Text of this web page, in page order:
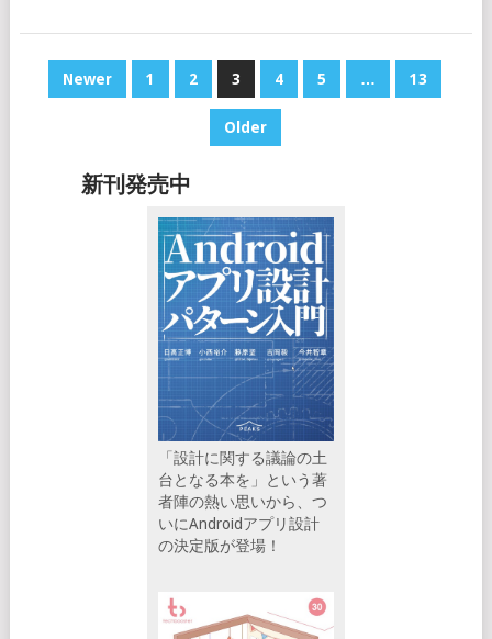
POSTS
Newer 1 2 3 4 5 … 13
Older
新刊発売中
「設計に関する議論の土
台となる本を」という著
者陣の熱い思いから、つ
いにAndroidアプリ設計
の決定版が登場！